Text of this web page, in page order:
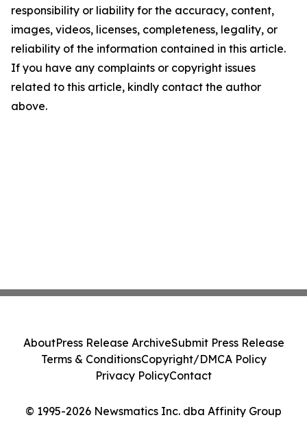
responsibility or liability for the accuracy, content,
images, videos, licenses, completeness, legality, or
reliability of the information contained in this article.
If you have any complaints or copyright issues
related to this article, kindly contact the author
above.
© 1995-2026 Newsmatics Inc. dba Affinity Group
AboutPress Release ArchiveSubmit Press Release
Terms & ConditionsCopyright/DMCA Policy
Privacy PolicyContact